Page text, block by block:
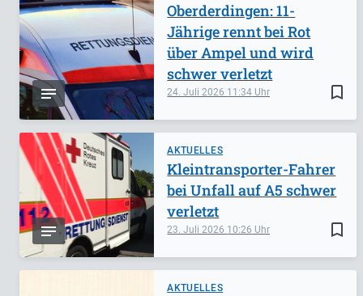
bookmark_border
24. Juli 2026 11:34
Oberderdingen: 11-
Jährige rennt bei Rot
über Ampel und wird
schwer verletzt
AKTUELLES
bookmark_border
23. Juli 2026 10:26
Kleintransporter-Fahrer
bei Unfall auf A5 schwer
verletzt
AKTUELLES